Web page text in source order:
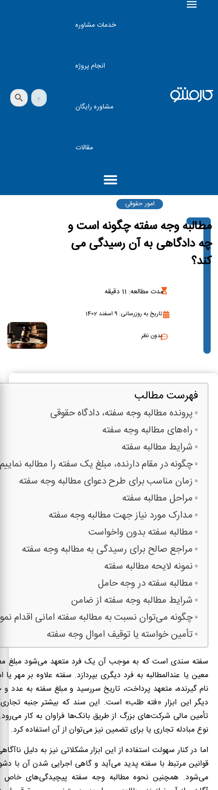
خدمات مشاوره
انجام پروژه
مشاوره رایگان
مقالات
جستجو
برای:
دکمه جستجو
امور حقوقی
مطالبه وجه سفته چگونه است و
چه دادگاهی به آن رسیدگی می
کند؟
مدت مطالعه: 11 دقیقه
تاریخ به روزرسانی: 9 اسفند 1402
بدون نظر
فهرست مطالب
پرونده مطالبه وجه سفته، دادگاه حقوقی
راه‌های مطالبه وجه سفته
شرایط مطالبه سفته
چگونه در مقام دارنده، مبلغ یک سفته را مطالبه
زمان مناسب برای طرح دعوای مطالبه وجه سفته
مراحل مطالبه سفته
مدارک مورد نیاز جهت مطالبه وجه سفته
مطالبه سفته بدون واخواست
مراجع صالح برای رسیدگی به مطالبه وجه سفته
نمونه لایحه مطالبه سفته
مطالبه سفته در وجه حامل
شرایط مطالبه وجه سفته از ضامن
چگونه می‌توان نسبت به مطالبه سفته امانی اقدام
تأمین خواسته یا توقیف اموال وجه سفته
سفته سندی است که به موجب آن یک فرد متعهد می‌شود مبلغ
معین یا عندالمطالبه به فرد دیگری بپردازد. سفته علاوه بر مهر یا
نام گیرنده، متعهد پرداخت، تاریخ سررسید و مبلغ سفته به عدد
دیگر این ابزار «فته طلب» است. این سند که بیشتر جنبه تجاری
تأمین مالی شرکت‌های بزرگ از طریق بانک‌ها فراوان به کار
نوع مبادله تجاری یا برای تضمین نیز می‌توان از آن استفاده کرد.
اما در کنار سهولت استفاده از این ابزار مشکلاتی نیز به دلیل
قوانین مرتبط با سفته پدید می‌آید و گاهی اجرایی شدن آن با
می‌شود. همچنین نحوه مطالبه وجه سفته پیچیدگی‌های خاص